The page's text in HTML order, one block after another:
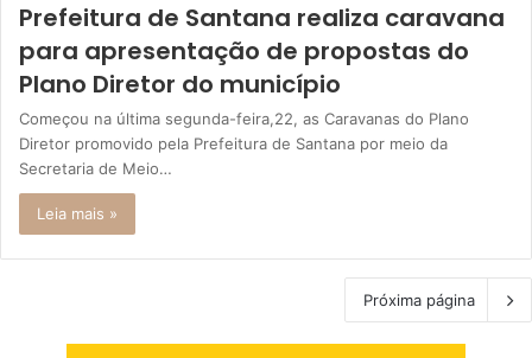
Prefeitura de Santana realiza caravana
para apresentação de propostas do
Plano Diretor do município
Começou na última segunda-feira,22, as Caravanas do Plano
Diretor promovido pela Prefeitura de Santana por meio da
Secretaria de Meio…
Leia mais »
Próxima página